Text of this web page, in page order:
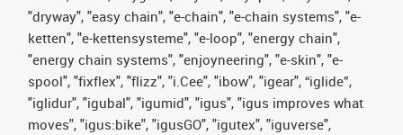
"dryway", "easy chain", "e-chain", "e-chain systems", "e-
ketten", "e-kettensysteme", "e-loop", "energy chain",
"energy chain systems", "enjoyneering", "e-skin", "e-
spool", "fixflex", "flizz", "i.Cee", "ibow", "igear", “iglide”,
"iglidur", "igubal", "igumid", "igus", "igus improves what
moves", "igus:bike", "igusGO", "igutex", "iguverse",